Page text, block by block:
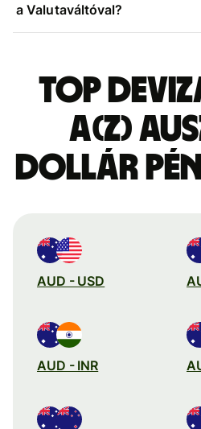
a Valutaváltóval?
Top
a(z)
dollár
AUD - USD
AUD - INR